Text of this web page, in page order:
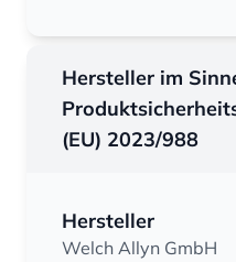
Hersteller im
(EU) 2023/988
Hersteller
Welch Allyn GmbH